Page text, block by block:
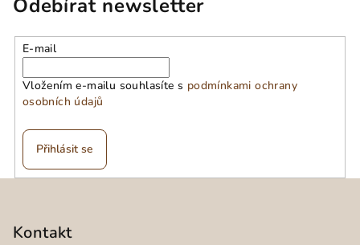
Odebírat newsletter
E-mail
Vložením e-mailu souhlasíte s podmínkami ochrany
osobních údajů
Přihlásit se
Kontakt